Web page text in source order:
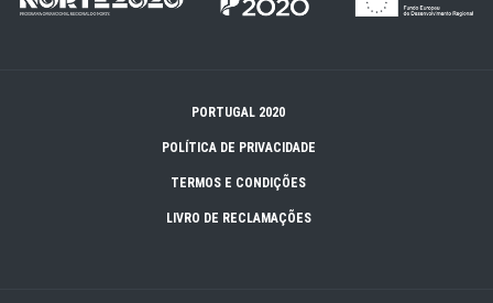
PORTUGAL 2020
POLÍTICA DE PRIVACIDADE
TERMOS E CONDIÇÕES
LIVRO DE RECLAMAÇÕES